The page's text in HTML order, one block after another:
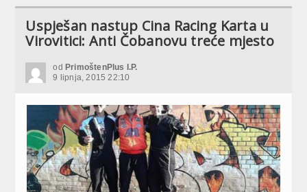
Uspješan nastup Cina Racing Karta u
Virovitici: Anti Čobanovu treće mjesto
od PrimoštenPlus I.P.
9 lipnja, 2015 22:10